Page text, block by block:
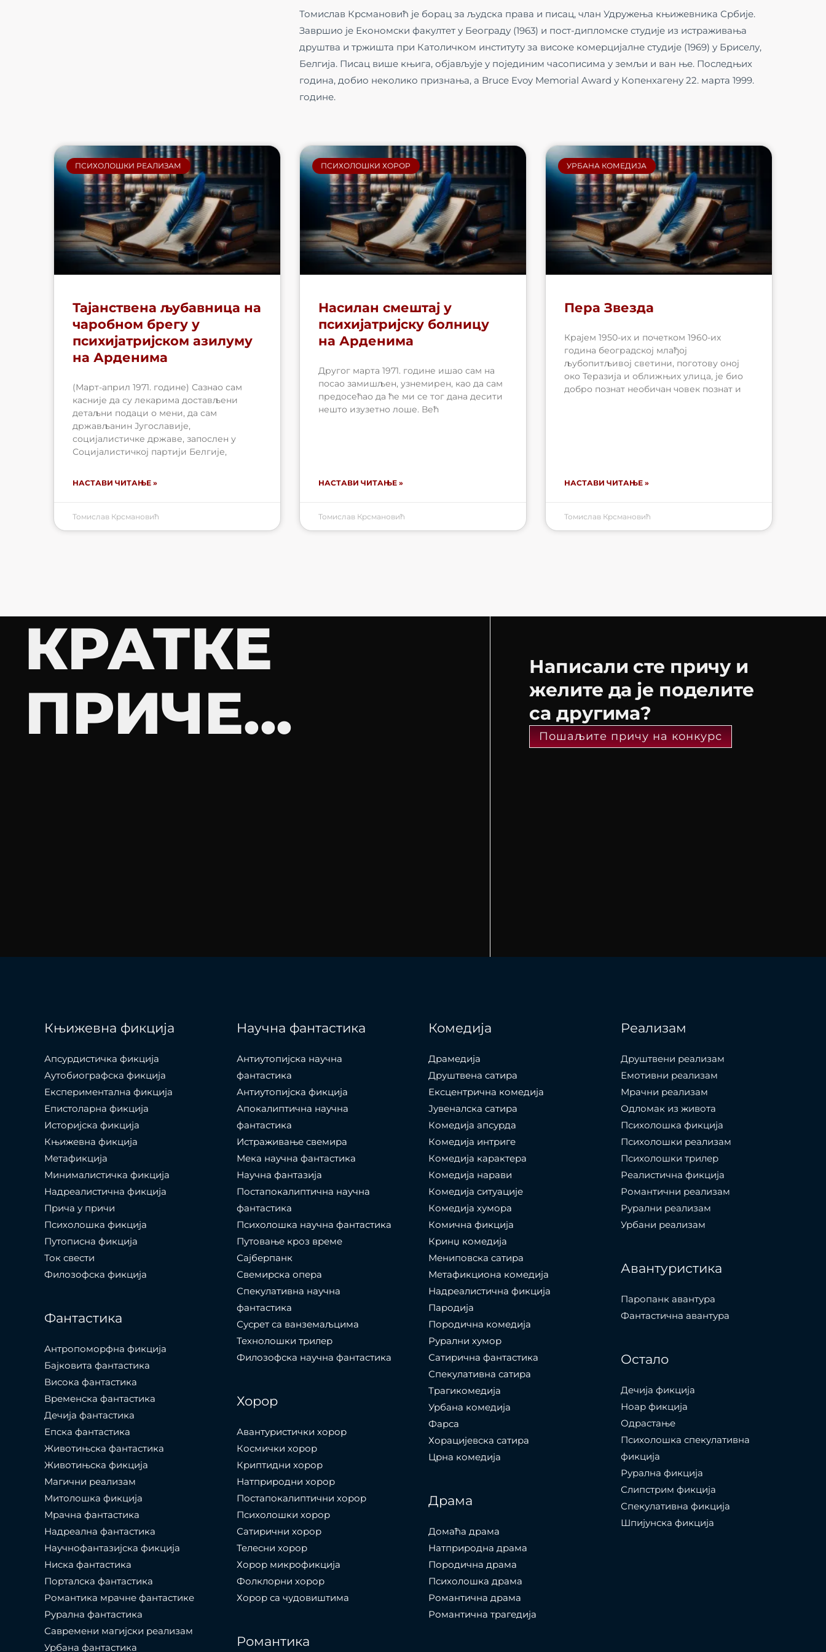
Томислав Крсмановић је борац за људска права и писац, члан Удружења књижевника Србије.
Завршио је Економски факултет у Београду (1963) и пост-дипломске студије из истраживања
друштва и тржишта при Католичком институту за високе комерцијалне студије (1969) у Бриселу,
Белгија. Писац више књига, објављује у појединим часописима у земљи и ван ње. Последњих
година, добио неколико признања, а Bruce Evoy Memorial Award у Копенхагену 22. мартa 1999.
године.
ПСИХОЛОШКИ РЕАЛИЗАМ
Тајанствена љубавница на
чаробном брегу у
психијатријском азилуму
на Арденима
(Март-април 1971. године) Сазнао сам
касније да су лекарима достављени
детаљни подаци о мени, да сам
држављанин Југославије,
социјалистичке државе, запослен у
Социјалистичкој партији Белгије,
НАСТАВИ ЧИТАЊЕ »
Томислав Крсмановић
ПСИХОЛОШКИ ХОРОР
Насилан смештај у
психијатријску болницу
на Арденима
Другог марта 1971. године ишао сам на
посао замишљен, узнемирен, као да сам
предосећао да ће ми се тог дана десити
нешто изузетно лоше. Већ
НАСТАВИ ЧИТАЊЕ »
Томислав Крсмановић
УРБАНА КОМЕДИЈА
Пера Звезда
Крајем 1950-их и почетком 1960-их
година београдској млађој
љубопитљивој светини, поготову оној
око Теразија и оближњих улица, је био
добро познат необичан човек познат и
НАСТАВИ ЧИТАЊЕ »
Томислав Крсмановић
КРАТКЕ
ПРИЧЕ...
Написали сте причу и
желите да је поделите
са другима?
Пошаљите причу на конкурс
Књижевна фикција
Апсурдистичка фикција
Аутобиографска фикција
Експериментална фикција
Епистоларна фикција
Историјска фикција
Књижевна фикција
Метафикција
Минималистичка фикција
Надреалистична фикција
Прича у причи
Психолошкa фикција
Путописна фикција
Ток свести
Филозофска фикција
Фантастика
Антропоморфна фикција
Бајковита фантастика
Висока фантастика
Временска фантастика
Дечија фантастика
Епска фантастика
Животињска фантастика
Животињска фикција
Магични реализам
Митолошка фикција
Мрачна фантастика
Надреална фантастика
Научнофантазијска фикција
Ниска фантастика
Порталска фантастика​
Романтика мрачне фантастике
Рурална фантастика
Савремени магијски реализам
Урбана фантастика
Научна фантастика
Антиутопијска научна
фантастика
Антиутопијска фикција
Апокалиптична научна
фантастика
Истраживање свемира
Мека научна фантастика
Научна фантазија
Постапокалиптична научна
фантастика
Психолошка научна фантастика
Путовање кроз време
Сајберпанк
Свемирска опера
Спекулативна научна
фантастика
Сусрет са ванземаљцима
Технолошки трилер
Филозофска научна фантастика
Хорор
Авантуристички хорор
Космички хорор
Криптидни хорор
Натприродни хорор
Постапокалиптични хорор
Психолошки хорор
Сатирични хорор
Телесни хорор
Хорор микрофикција
Фолклорни хорор
Хорор са чудовиштима
Романтика
Комедија
Драмедија
Друштвена сатира
Ексцентрична комедија
Јувеналска сатира
Комедија апсурда
Комедија интриге
Комедија карактера
Комедија нарави
Комедија ситуације
Комедија хумора
Комична фикција
Кринџ комедија
Мениповска сатира
Метафикциона комедија
Надреалистична фикција
Пародија
Породична комедија
Рурални хумор
Сатирична фантастика
Спекулативна сатира
Трагикомедија
Урбана комедија
Фарса
Хорацијевска сатира
Црна комедија
Драма
Домаћа драма
Натприродна драма
Породична драма
Психолошка драма
Романтична драма
Романтична трагедија
Реализам
Друштвени реализам
Емотивни реализам
Мрачни реализам
Одломак из живота
Психолошкa фикција
Психолошки реализам
Психолошки трилер
Реалистична фикција
Романтични реализам
Рурални реализам
Урбани реализам
Авантуристика
Паропанк авантура
Фантастична авантура
Остало
Дечија фикција
Ноар фикција
Одрастање
Психолошка спекулативна
фикција
Рурална фикција
Слипстрим фикција
Спекулативна фикција
Шпијунска фикција